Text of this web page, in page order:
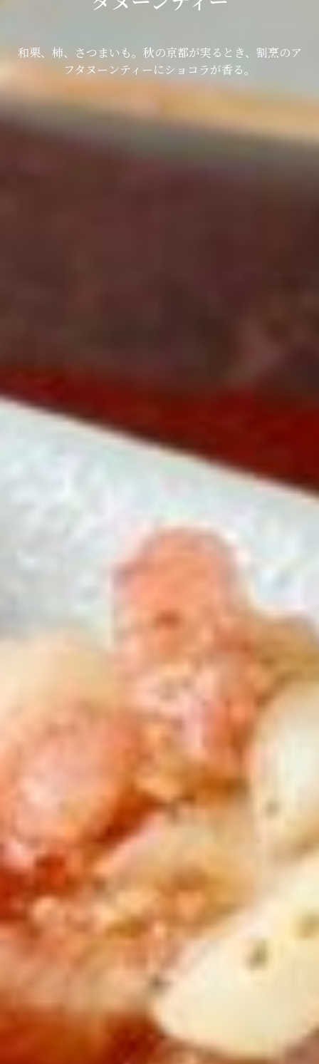
和栗、柿、さつまいも。秋の京都が実るとき、割烹のア
フタヌーンティーにショコラが香る。